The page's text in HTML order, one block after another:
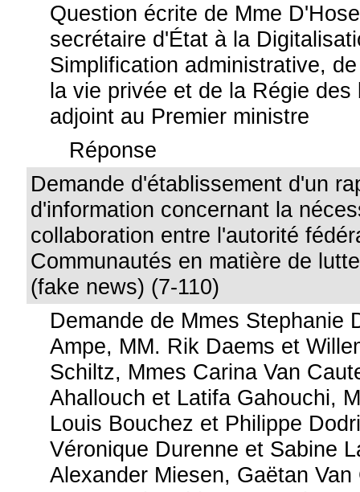
Question écrite de Mme
secrétaire d'État à la
Simplification administrative,
la vie privée et de la Régie des
adjoint au Premier ministre
Réponse
Demande d'établissement d'un
d'information concernant la
collaboration entre l'autorité
Communautés en matière de
(fake news) (7-110)
Demande de Mmes Stephanie
Ampe, MM. Rik Daems et
Schiltz, Mmes Carina Van
Ahallouch et Latifa Gahouchi,
Louis Bouchez et Philippe
Véronique Durenne et Sabine
Alexander Miesen, Gaëtan